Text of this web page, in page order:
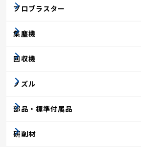
プロブラスター
集塵機
回収機
ノズル
部品・標準付属品
研削材